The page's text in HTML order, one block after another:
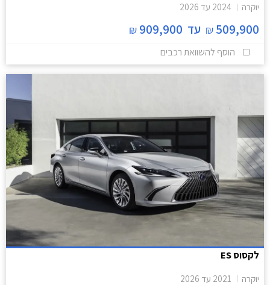
יוקרה 2024 עד 2026
509,900
₪ עד 909,900
₪
הוסף להשוואת רכבים
לקסוס ES
יוקרה 2021 עד 2026